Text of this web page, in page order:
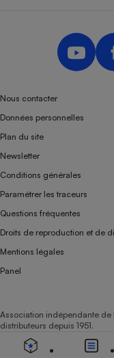
Nous contacter
Données personnelles
Plan du site
Newsletter
Conditions générales
Paramétrer les traceurs
Questions fréquentes
Droits de reproduction et de
Mentions légales
Panel
Association indépendante de
distributeurs depuis 1951.